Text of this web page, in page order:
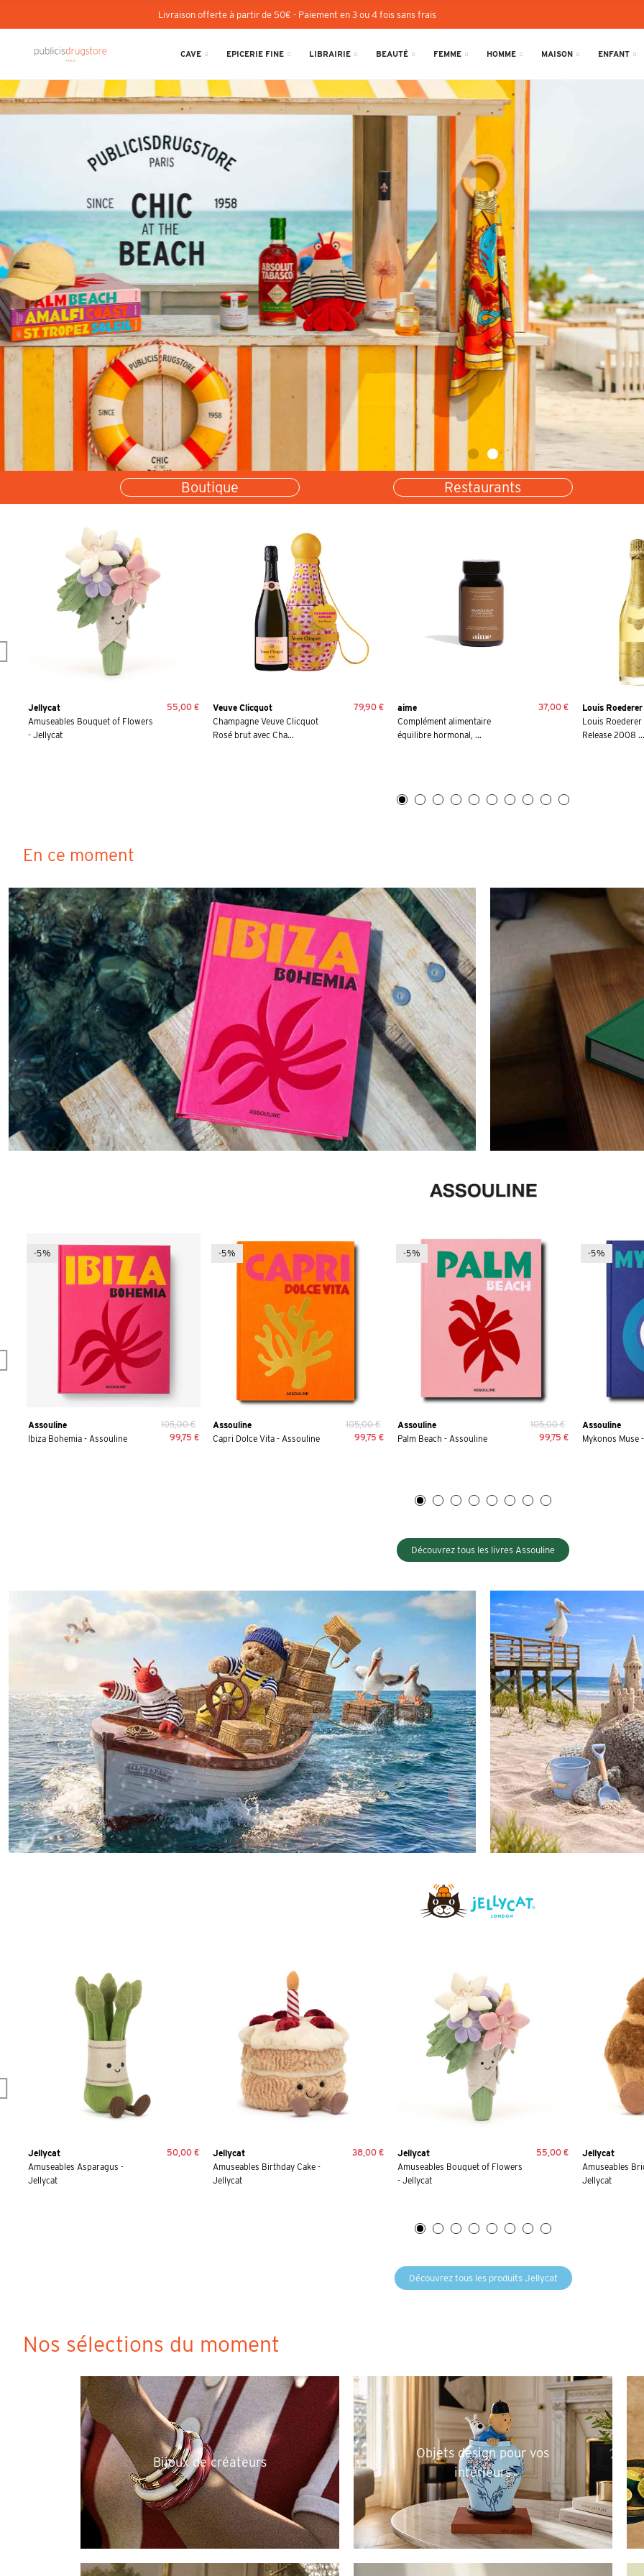
Livraison offerte à partir de 50€ - Paiement en 3 ou 4 fois sans frais
CAVE EPICERIE FINE LIBRAIRIE BEAUTÉ FEMME HOMME MAISON ENFANT
Boutique Restaurants
Jellycat
Amuseables Bouquet of Flowers
- Jellycat
55,00 €
Veuve Clicquot
Champagne Veuve Clicquot
Rosé brut avec Cha...
79,90 €
aime
Complément alimentaire
équilibre hormonal, ...
37,00 €
Louis Roederer
Louis
Release 2008 ...
En ce moment
-5%
Assouline
Ibiza Bohemia - Assouline
105,00 €
99,75 €
-5%
Assouline
Capri Dolce Vita - Assouline
105,00 €
99,75 €
-5%
Assouline
Palm Beach - Assouline
105,00 €
99,75 €
-5%
Assouline
Mykonos Muse
Découvrez tous les livres Assouline
Jellycat
Amuseables Asparagus -
Jellycat
50,00 €
Jellycat
Amuseables Birthday Cake -
Jellycat
38,00 €
Jellycat
Amuseables Bouquet of Flowers
- Jellycat
55,00 €
Jellycat
Amuseables
Jellycat
Découvrez tous les produits Jellycat
Nos sélections du moment
Bijoux de créateurs
Objets design pour vos
intérieurs